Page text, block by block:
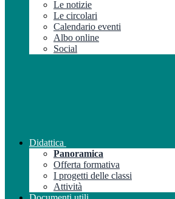
Le notizie
Le circolari
Calendario eventi
Albo online
Social
Didattica
Panoramica
Offerta formativa
I progetti delle classi
Attività